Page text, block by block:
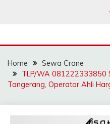
JASA
Home
Sewa Crane
TLP/WA 081222333850
Tangerang, Operator Ahli